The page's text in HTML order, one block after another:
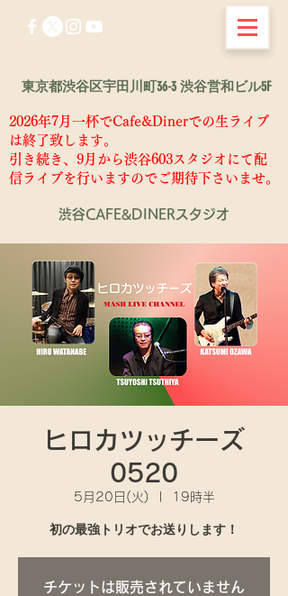
東京都渋谷区宇田川町36-3 渋谷営和ビル5F
渋谷CAFE&DINERスタジオ
2026年7月一杯でCafe&Dinerでの生ライブ
は終了致します。
​引き続き、9月から渋谷603スタジオにて配
信ライブを行いますのでご期待下さいませ。
ヒロカツッチーズ
0520
5月20日(火) 19時半
チケットは販売されていません